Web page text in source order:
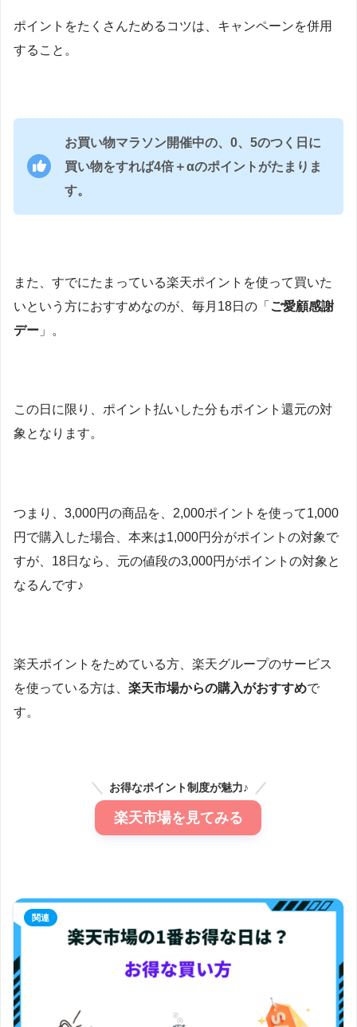
ポイントをたくさんためるコツは、キャンペーンを併用
すること。
お買い物マラソン開催中の、0、5のつく日に
買い物をすれば4倍＋αのポイントがたまりま
す。
また、すでにたまっている楽天ポイントを使って買いた
いという方におすすめなのが、毎月18日の「 ご愛顧感謝
デー 」。
この日に限り、ポイント払いした分もポイント還元の対
象となります。
つまり、3,000円の商品を、2,000ポイントを使って1,000
円で購入した場合、本来は1,000円分がポイントの対象で
すが、18日なら、元の値段の3,000円がポイントの対象と
なるんです♪
楽天ポイントをためている方、楽天グループのサービス
を使っている方は、 楽天市場からの購入がおすすめで
す。
お得なポイント制度が魅力♪
楽天市場を見てみる